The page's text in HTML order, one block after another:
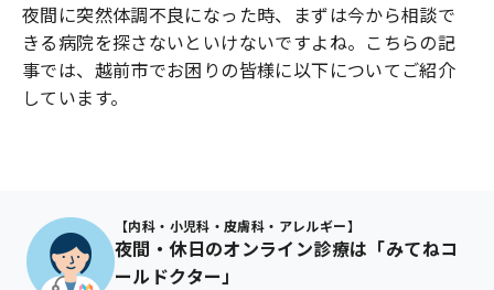
夜間に突然体調不良になった時、まずは今から相談で
きる病院を探さないといけないですよね。こちらの記
事では、 越前市でお困りの皆様に以下についてご紹介
しています。
【内科・小児科・皮膚科・アレルギー】
夜間・休日のオンライン診療は「みてねコ
ールドクター」